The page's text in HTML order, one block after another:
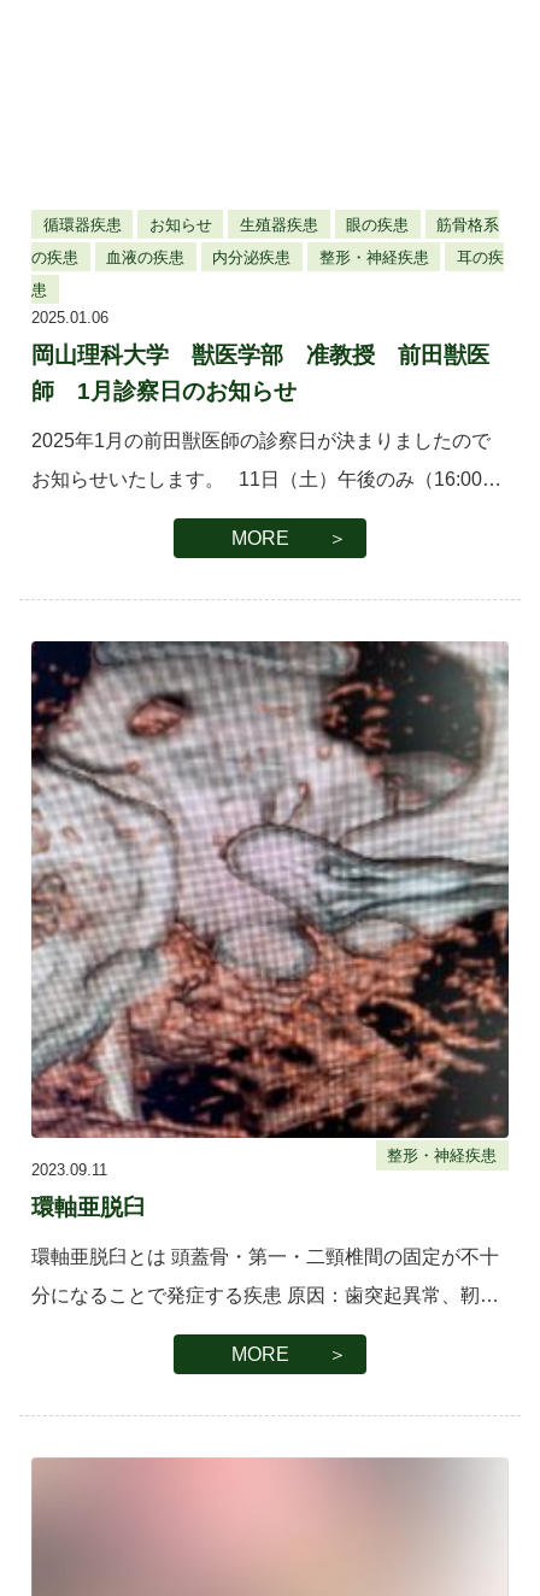
循環器疾患 お知らせ 生殖器疾患 眼の疾患
筋骨格系
の疾患
血液の疾患 内分泌疾患 整形・神経疾患
耳の疾
患
2025.01.06
岡山理科大学 獣医学部 准教授 前田獣医
師 1月診察日のお知らせ
2025年1月の前田獣医師の診察日が決まりましたので
お知らせいたします。 11日（土）午後のみ（16:00～
18:30) 12日（日）終日（9：00～18：30） 13日（月）
午前のみ（9：00～12：0 […]
MORE ＞
整形・神経疾患
2023.09.11
環軸亜脱臼
環軸亜脱臼とは 頭蓋骨・第一・二頸椎間の固定が不十
分になることで発症する疾患 原因：歯突起異常、靭帯
異常 症状：四肢麻痺、疼痛 治療：外科（直接関節を固
定） 内科（頚部を包帯で固定） 環軸亜脱臼の詳細はこ
ちら 当院での症 […]
MORE ＞